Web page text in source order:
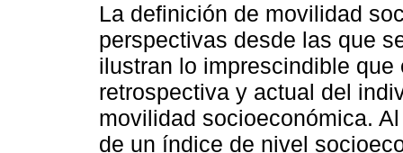
La definición de movilidad
perspectivas desde las que
ilustran lo imprescindible
retrospectiva y actual del
movilidad socioeconómica.
de un índice de nivel